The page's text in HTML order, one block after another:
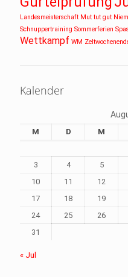
Landesmeisterschaft Mut tut gut
Schnuppertraining Sommerferien
Wettkampf WM
Kalender
M D M
3
4 5
10
11 12
17
18 19
24
25 26
31
« Jul